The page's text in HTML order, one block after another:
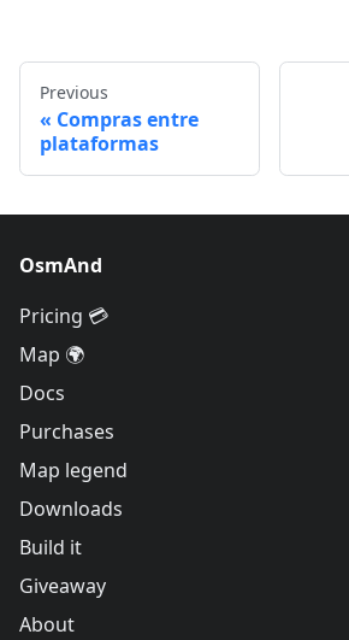
Previous
Compras entre
plataformas
OsmAnd
Pricing 💳
Map 🌍
Docs
Purchases
Map legend
Downloads
Build it
Giveaway
About